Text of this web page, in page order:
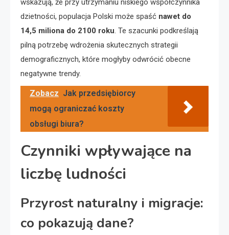
wskazują, że przy utrzymaniu niskiego współczynnika
dzietności, populacja Polski może spaść nawet do
14,5 miliona do 2100 roku. Te szacunki podkreślają
pilną potrzebę wdrożenia skutecznych strategii
demograficznych, które mogłyby odwrócić obecne
negatywne trendy.
Zobacz Jak przedsiębiorcy
mogą ograniczać koszty
obsługi biura?
Czynniki wpływające na
liczbę ludności
Przyrost naturalny i migracje:
co pokazują dane?